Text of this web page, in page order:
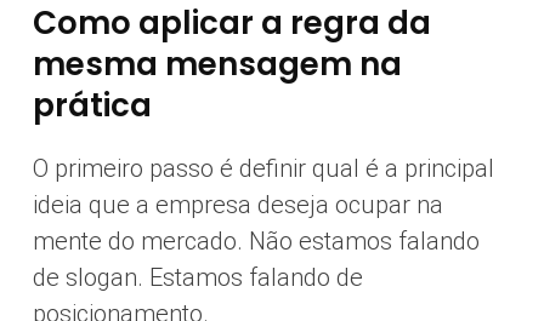
Como aplicar a regra da
mesma mensagem na
prática
O primeiro passo é definir qual é a principal
ideia que a empresa deseja ocupar na
mente do mercado. Não estamos falando
de slogan. Estamos falando de
posicionamento.